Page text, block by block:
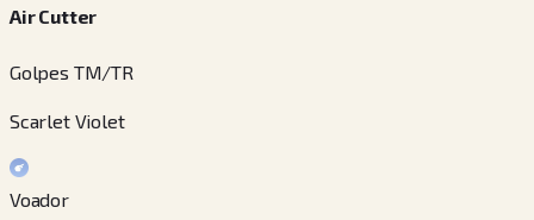
Air Cutter
Golpes TM/TR
Scarlet Violet
Voador